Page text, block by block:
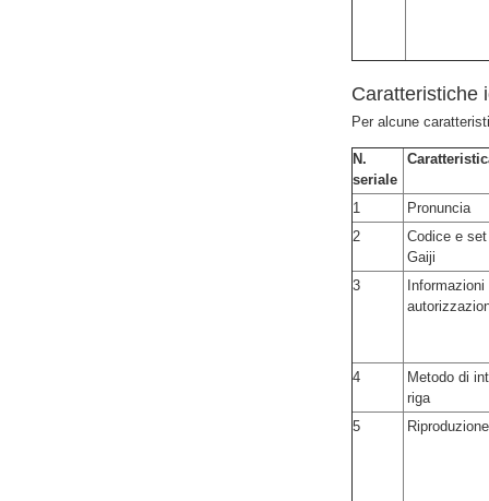
Caratteristiche
Per alcune
N.
seriale
1
Pronuncia
2
Codice e
Gaiji
3
Informazioni
4
Metodo di
riga
5
Riproduzione